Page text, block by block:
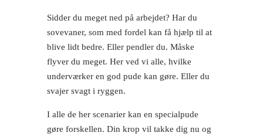
Sidder du meget ned på arbejdet? Har du
sovevaner, som med fordel kan få hjælp til at
blive lidt bedre. Eller pendler du. Måske
flyver du meget. Her ved vi alle, hvilke
underværker en god pude kan gøre. Eller du
svajer svagt i ryggen.
I alle de her scenarier kan en specialpude
gøre forskellen. Din krop vil takke dig nu og